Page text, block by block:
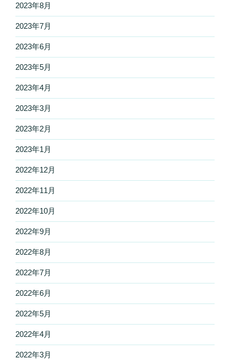
2023年8月
2023年7月
2023年6月
2023年5月
2023年4月
2023年3月
2023年2月
2023年1月
2022年12月
2022年11月
2022年10月
2022年9月
2022年8月
2022年7月
2022年6月
2022年5月
2022年4月
2022年3月